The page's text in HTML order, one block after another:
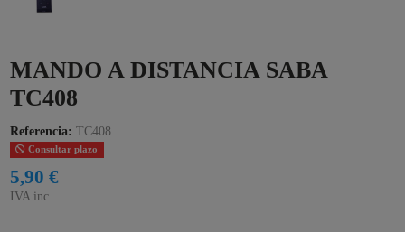
MANDO A DISTANCIA SABA
TC408
Referencia: TC408
Consultar plazo
5,90 €
IVA inc.